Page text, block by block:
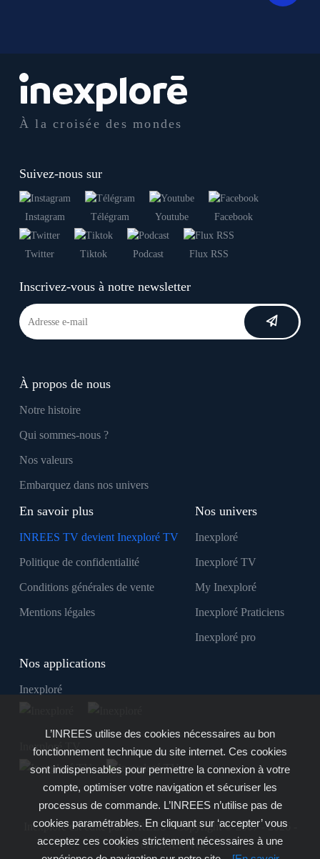
À la croisée des mondes
Suivez-nous sur
Instagram Télégram Youtube Facebook
Twitter Tiktok Podcast Flux RSS
Inscrivez-vous à notre newsletter
À propos de nous
Notre histoire
Qui sommes-nous ?
Nos valeurs
Embarquez dans nos univers
En savoir plus
INREES TV devient Inexploré TV
Politique de confidentialité
Conditions générales de vente
Mentions légales
Nos univers
Inexploré
Inexploré TV
My Inexploré
Inexploré Praticiens
Inexploré pro
Nos applications
Inexploré
Inexploré TV
Inexploré est édité par INREES - Copyright © 2007 - 2026 -
Tous droits réservés
L’INREES utilise des cookies nécessaires au bon
fonctionnement technique du site internet. Ces cookies
sont indispensables pour permettre la connexion à votre
compte, optimiser votre navigation et sécuriser les
processus de commande. L’INREES n’utilise pas de
cookies paramétrables. En cliquant sur ‘accepter’ vous
acceptez ces cookies strictement nécessaires à une